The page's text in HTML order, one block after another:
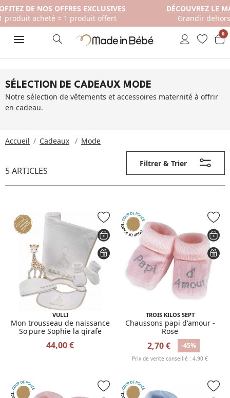
DÉCOUVREZ LE MAGAZINE MADE IN BÉBÉ ÉDITION
Grandir dehors : Premières aventures en famille
0
SÉLECTION DE CADEAUX MODE
Notre sélection de vêtements et accessoires maternité à offrir
en cadeau.
Accueil Cadeaux Mode
5 ARTICLES
Filtrer & Trier
VULLI
Mon trousseau de naissance
So'pure Sophie la girafe
44,00 €
TROIS KILOS SEPT
Chaussons papi d'amour -
Rose
2,70 € -45%
Prix de vente conseillé : 4,90 €